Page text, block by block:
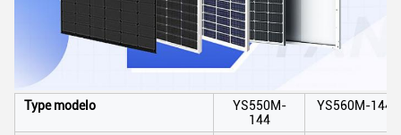
Type modelo
YS550M-
144
YS560M-144